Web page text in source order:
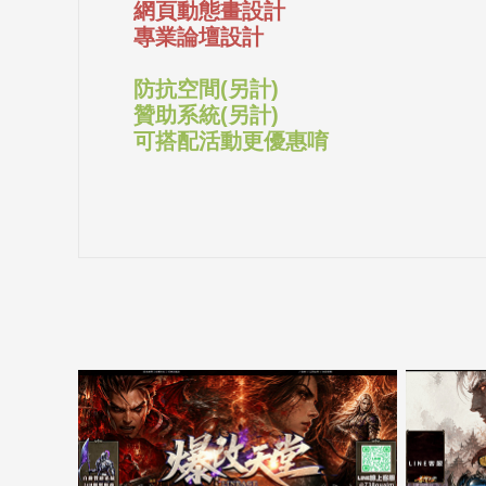
網頁動態畫設計
專業論壇設計
防抗空間(另計)
贊助系統(另計)
可搭配活動更優惠唷